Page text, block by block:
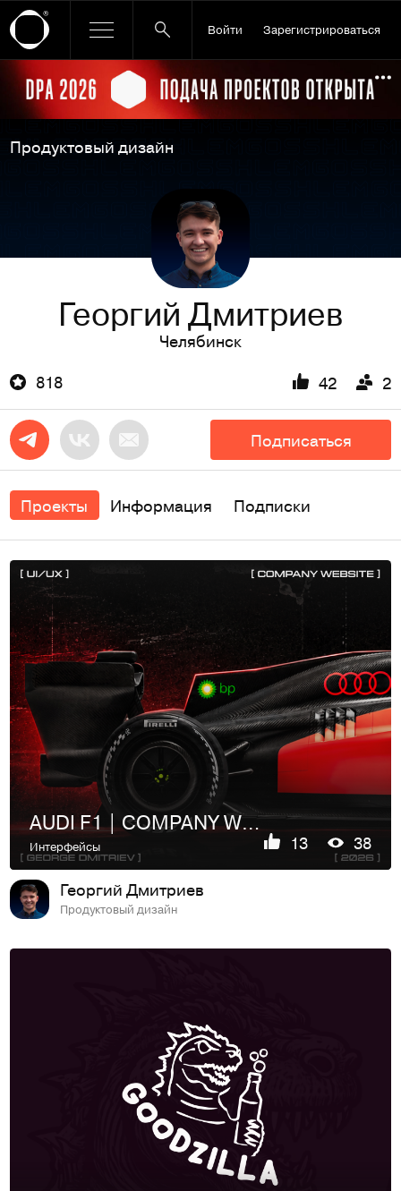
Войти Зарегистрироваться
Ссылка баннера
Продуктовый дизайн
Георгий Дмитриев
Челябинск
818
42 2
Подписаться
Проекты Информация Подписки
AUDI F1 | COMPANY WEBSITE
Интерфейсы 13 38
Георгий Дмитриев
Продуктовый дизайн